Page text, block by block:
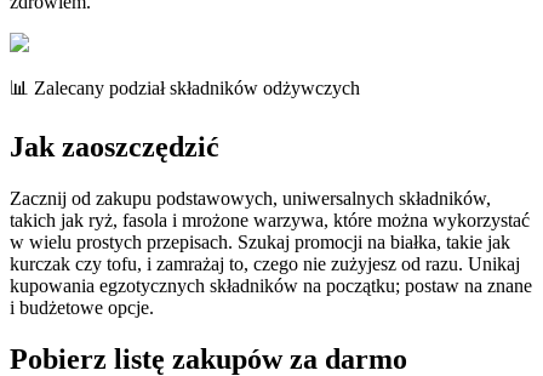
📊 Zalecany podział składników odżywczych
Jak zaoszczędzić
Zacznij od zakupu podstawowych, uniwersalnych składników,
takich jak ryż, fasola i mrożone warzywa, które można wykorzystać
w wielu prostych przepisach. Szukaj promocji na białka, takie jak
kurczak czy tofu, i zamrażaj to, czego nie zużyjesz od razu. Unikaj
kupowania egzotycznych składników na początku; postaw na znane
i budżetowe opcje.
Pobierz listę zakupów za darmo